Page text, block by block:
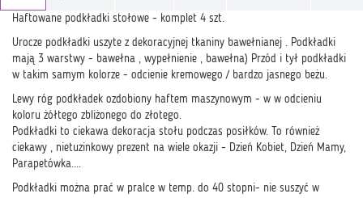
Haftowane podkładki stołowe - komplet 4 szt.
Urocze podkładki uszyte z dekoracyjnej tkaniny bawełnianej . Podkładki
mają 3 warstwy - bawełna , wypełnienie , bawełna) Przód i tył podkładki
w takim samym kolorze - odcienie kremowego / bardzo jasnego beżu.
Lewy róg podkładek ozdobiony haftem maszynowym - w w odcieniu
koloru żółtego zbliżonego do złotego.
Podkładki to ciekawa dekoracja stołu podczas posiłków. To również
ciekawy , nietuzinkowy prezent na wiele okazji - Dzień Kobiet, Dzień Mamy,
Parapetówka....
Podkładki można prać w pralce w temp. do 40 stopni- nie suszyć w